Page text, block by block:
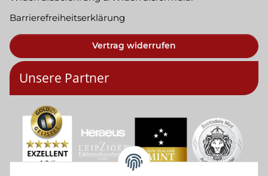
Barrierefreiheitserklärung
Vertrag widerrufen
Unsere Partner